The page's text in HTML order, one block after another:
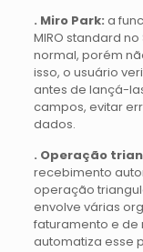
. Miro Park: a
MIRO standard
normal, porém
isso, o usuário
antes de lançá-
campos, evitar
dados.
. Operação
recebimento
operação
envolve várias
faturamento e de
automatiza esse